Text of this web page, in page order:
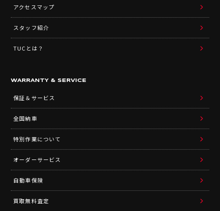
アクセスマップ
スタッフ紹介
TUCとは？
WARRANTY & SERVICE
保証＆サービス
全国納車
特別作業について
オーダーサービス
自動車保険
買取無料査定